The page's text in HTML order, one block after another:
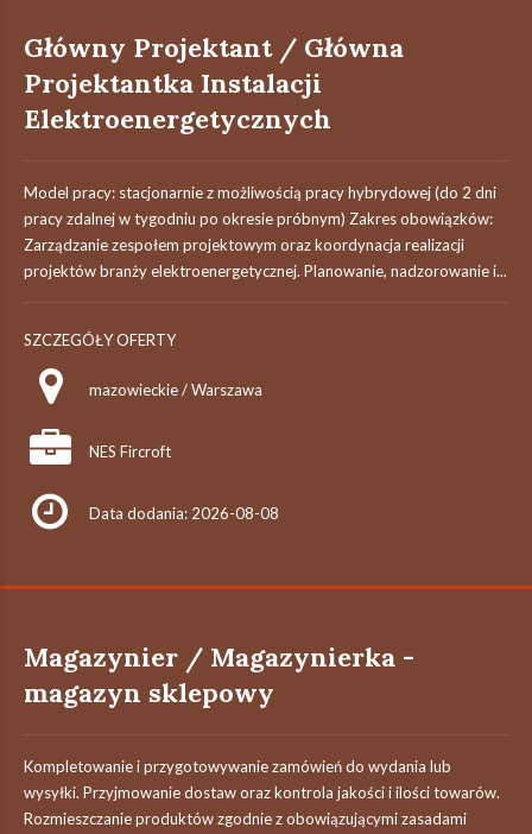
Główny Projektant / Główna
Projektantka Instalacji
Elektroenergetycznych
Model pracy: stacjonarnie z możliwością pracy hybrydowej (do 2 dni
pracy zdalnej w tygodniu po okresie próbnym) Zakres obowiązków:
Zarządzanie zespołem projektowym oraz koordynacja realizacji
projektów branży elektroenergetycznej. Planowanie, nadzorowanie i...
SZCZEGÓŁY OFERTY
mazowieckie / Warszawa
NES Fircroft
Data dodania: 2026-08-08
Magazynier / Magazynierka -
magazyn sklepowy
Kompletowanie i przygotowywanie zamówień do wydania lub
wysyłki. Przyjmowanie dostaw oraz kontrola jakości i ilości towarów.
Rozmieszczanie produktów zgodnie z obowiązującymi zasadami